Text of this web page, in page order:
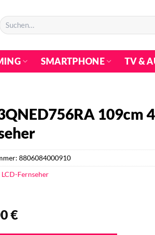
Suchen
nach:
SMARTPHONE TV &
109cm
€
8806084000910
LCD-Fernseher